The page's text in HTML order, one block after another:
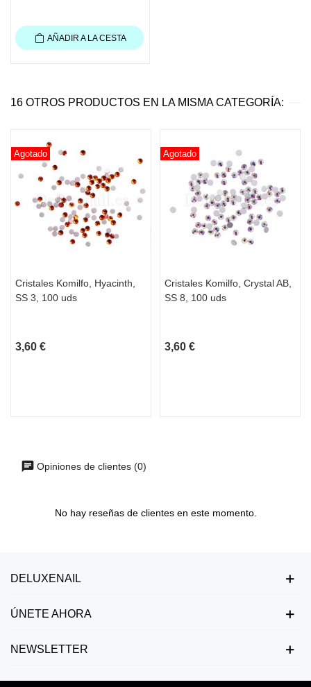
AÑADIR A LA CESTA
16 OTROS PRODUCTOS EN LA MISMA CATEGORÍA:
Agotado
Cristales Komilfo, Hyacinth,
SS 3, 100 uds
3,60 €
Agotado
Cristales Komilfo, Crystal AB,
SS 8, 100 uds
3,60 €
Opiniones de clientes (0)
No hay reseñas de clientes en este momento.
DELUXENAIL
ÚNETE AHORA
NEWSLETTER